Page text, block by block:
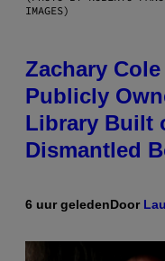
IMAGES)
Zachary
Publicly
Library Built
Dismantled
6 uur geledenDoor